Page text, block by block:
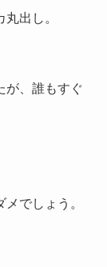
出し。
が、誰もすぐ
でしょう。